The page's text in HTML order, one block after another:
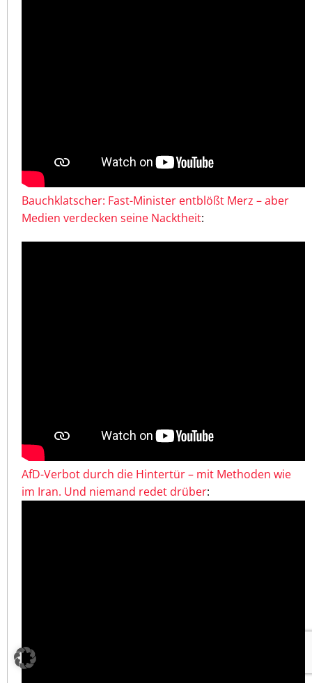
Bauchklatscher: Fast-Minister entblößt Merz – aber
Medien verdecken seine Nacktheit:
AfD-Verbot durch die Hintertür – mit Methoden wie
im Iran. Und niemand redet drüber: